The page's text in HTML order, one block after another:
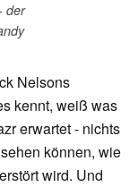
der
Nelsons
kennt, weiß was
erwartet - nichts
können, wie
wird. Und